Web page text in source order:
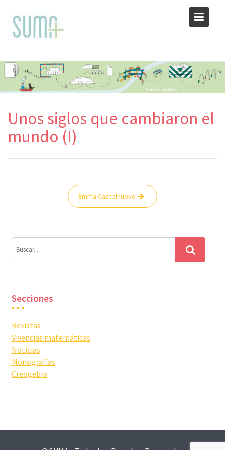
content
Unos siglos que cambiaron el
mundo (I)
Navegación
Emma Castelnuovo
Secciones
Revistas
Vivencias matemáticas
Noticias
Monografías
Creogebra